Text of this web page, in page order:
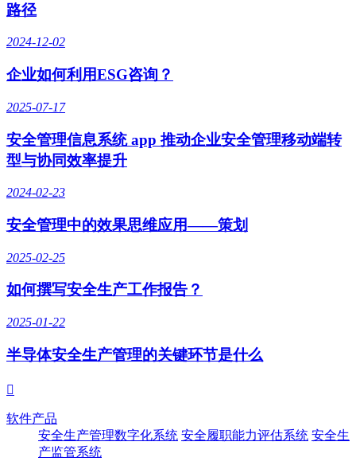
路径
2024-12-02
企业如何利用ESG咨询？
2025-07-17
安全管理信息系统 app 推动企业安全管理移动端转
型与协同效率提升
2024-02-23
安全管理中的效果思维应用——策划
2025-02-25
如何撰写安全生产工作报告？
2025-01-22
半导体安全生产管理的关键环节是什么

软件产品
安全生产管理数字化系统 安全履职能力评估系统 安全生
产监管系统